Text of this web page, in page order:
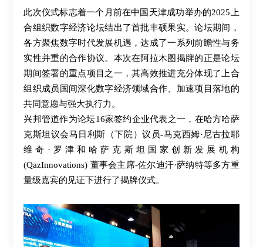
此次仪式标志着一个月前在中国天津成功举办的2025上
合组织数字经济论坛结出了首批丰硕果实。论坛期间，
各方聚焦数字时代发展机遇，达成了一系列前瞻性与务
实性并重的合作协议。本次在阿拉木图揭牌的正是论坛
期间签署的重点项目之一，其高效推进充分体现了上合
组织成员国间深化数字经济领域合作、加速项目落地的
共同意愿与强大执行力。
兴邦管道作为论坛16家签约企业代表之一，在哈方哈萨
克斯坦议会马日利斯（下院）议员-马克西姆·尼古拉耶
维奇·罗津和哈萨克斯坦国家创新发展机构
(QazInnovations) 董事会主席-佐尔迪汗·萨纳特等多方重
量级嘉宾的见证下进行了揭牌仪式。